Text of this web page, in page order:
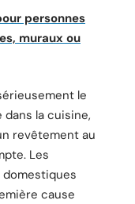
personnes
muraux ou
le
la cuisine,
revêtement au
Les
cause